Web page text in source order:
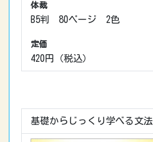
体裁
B5判 80ページ 2色
定価
420円（税込）
基礎からじっくり学べる文法